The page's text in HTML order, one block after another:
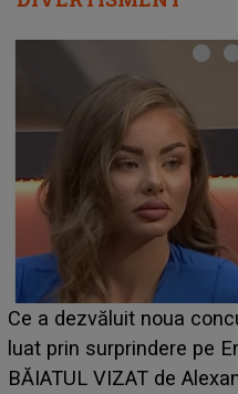
HOROSCOP de
care riscă să rămână
grabă îi aduce pierderi